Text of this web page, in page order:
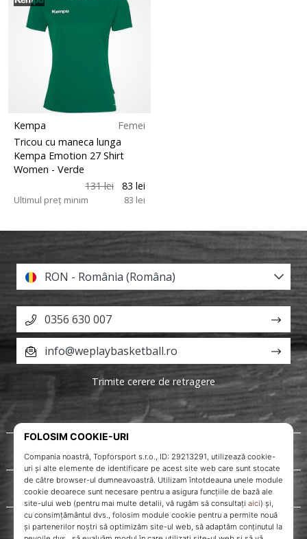
Kempa
Femei
Tricou cu maneca lunga
Kempa Emotion 27 Shirt
Women - Verde
131 lei
83 lei
Ultimul preț minim 83 lei
Despre noi
Servicii clienți
RON - România (Româna)
0356 630 007
info@weplaybasketball.ro
Trimite cerere de retragere